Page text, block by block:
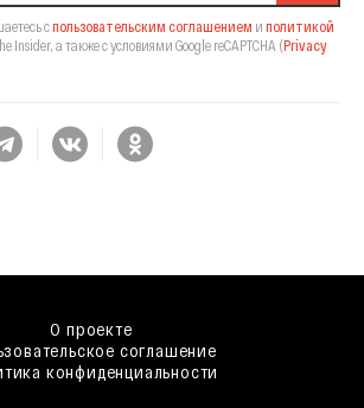
спользовательским соглашением и политикой
Insider, а также с условиями Google reCAPTCHA (Privacy
О проекте
соглашение
конфиденциальности